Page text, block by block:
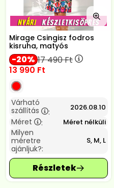
Mirage Csingisz fodros
kisruha, matyós
20 17 490Ft
13 990 Ft
Várható
szállítás
: 2026.08.10
Méret : Méret nélküli
Milyen
méretre
ajánljuk?:
S, M, L